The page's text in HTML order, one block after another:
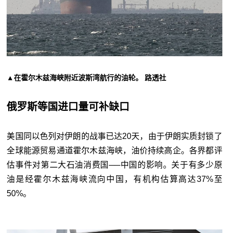
▲在霍尔木兹海峡附近波斯湾航行的油轮。 路透社
俄罗斯等国进口量可补缺口
美国同以色列对伊朗的战事已达20天，由于伊朗实质封锁了
全球能源贸易通道霍尔木兹海峡，油价持续高企。各界都评
估事件对第二大石油消费国──中国的影响。关于有多少原
油是经霍尔木兹海峡流向中国，有机构估算高达37%至
50%。